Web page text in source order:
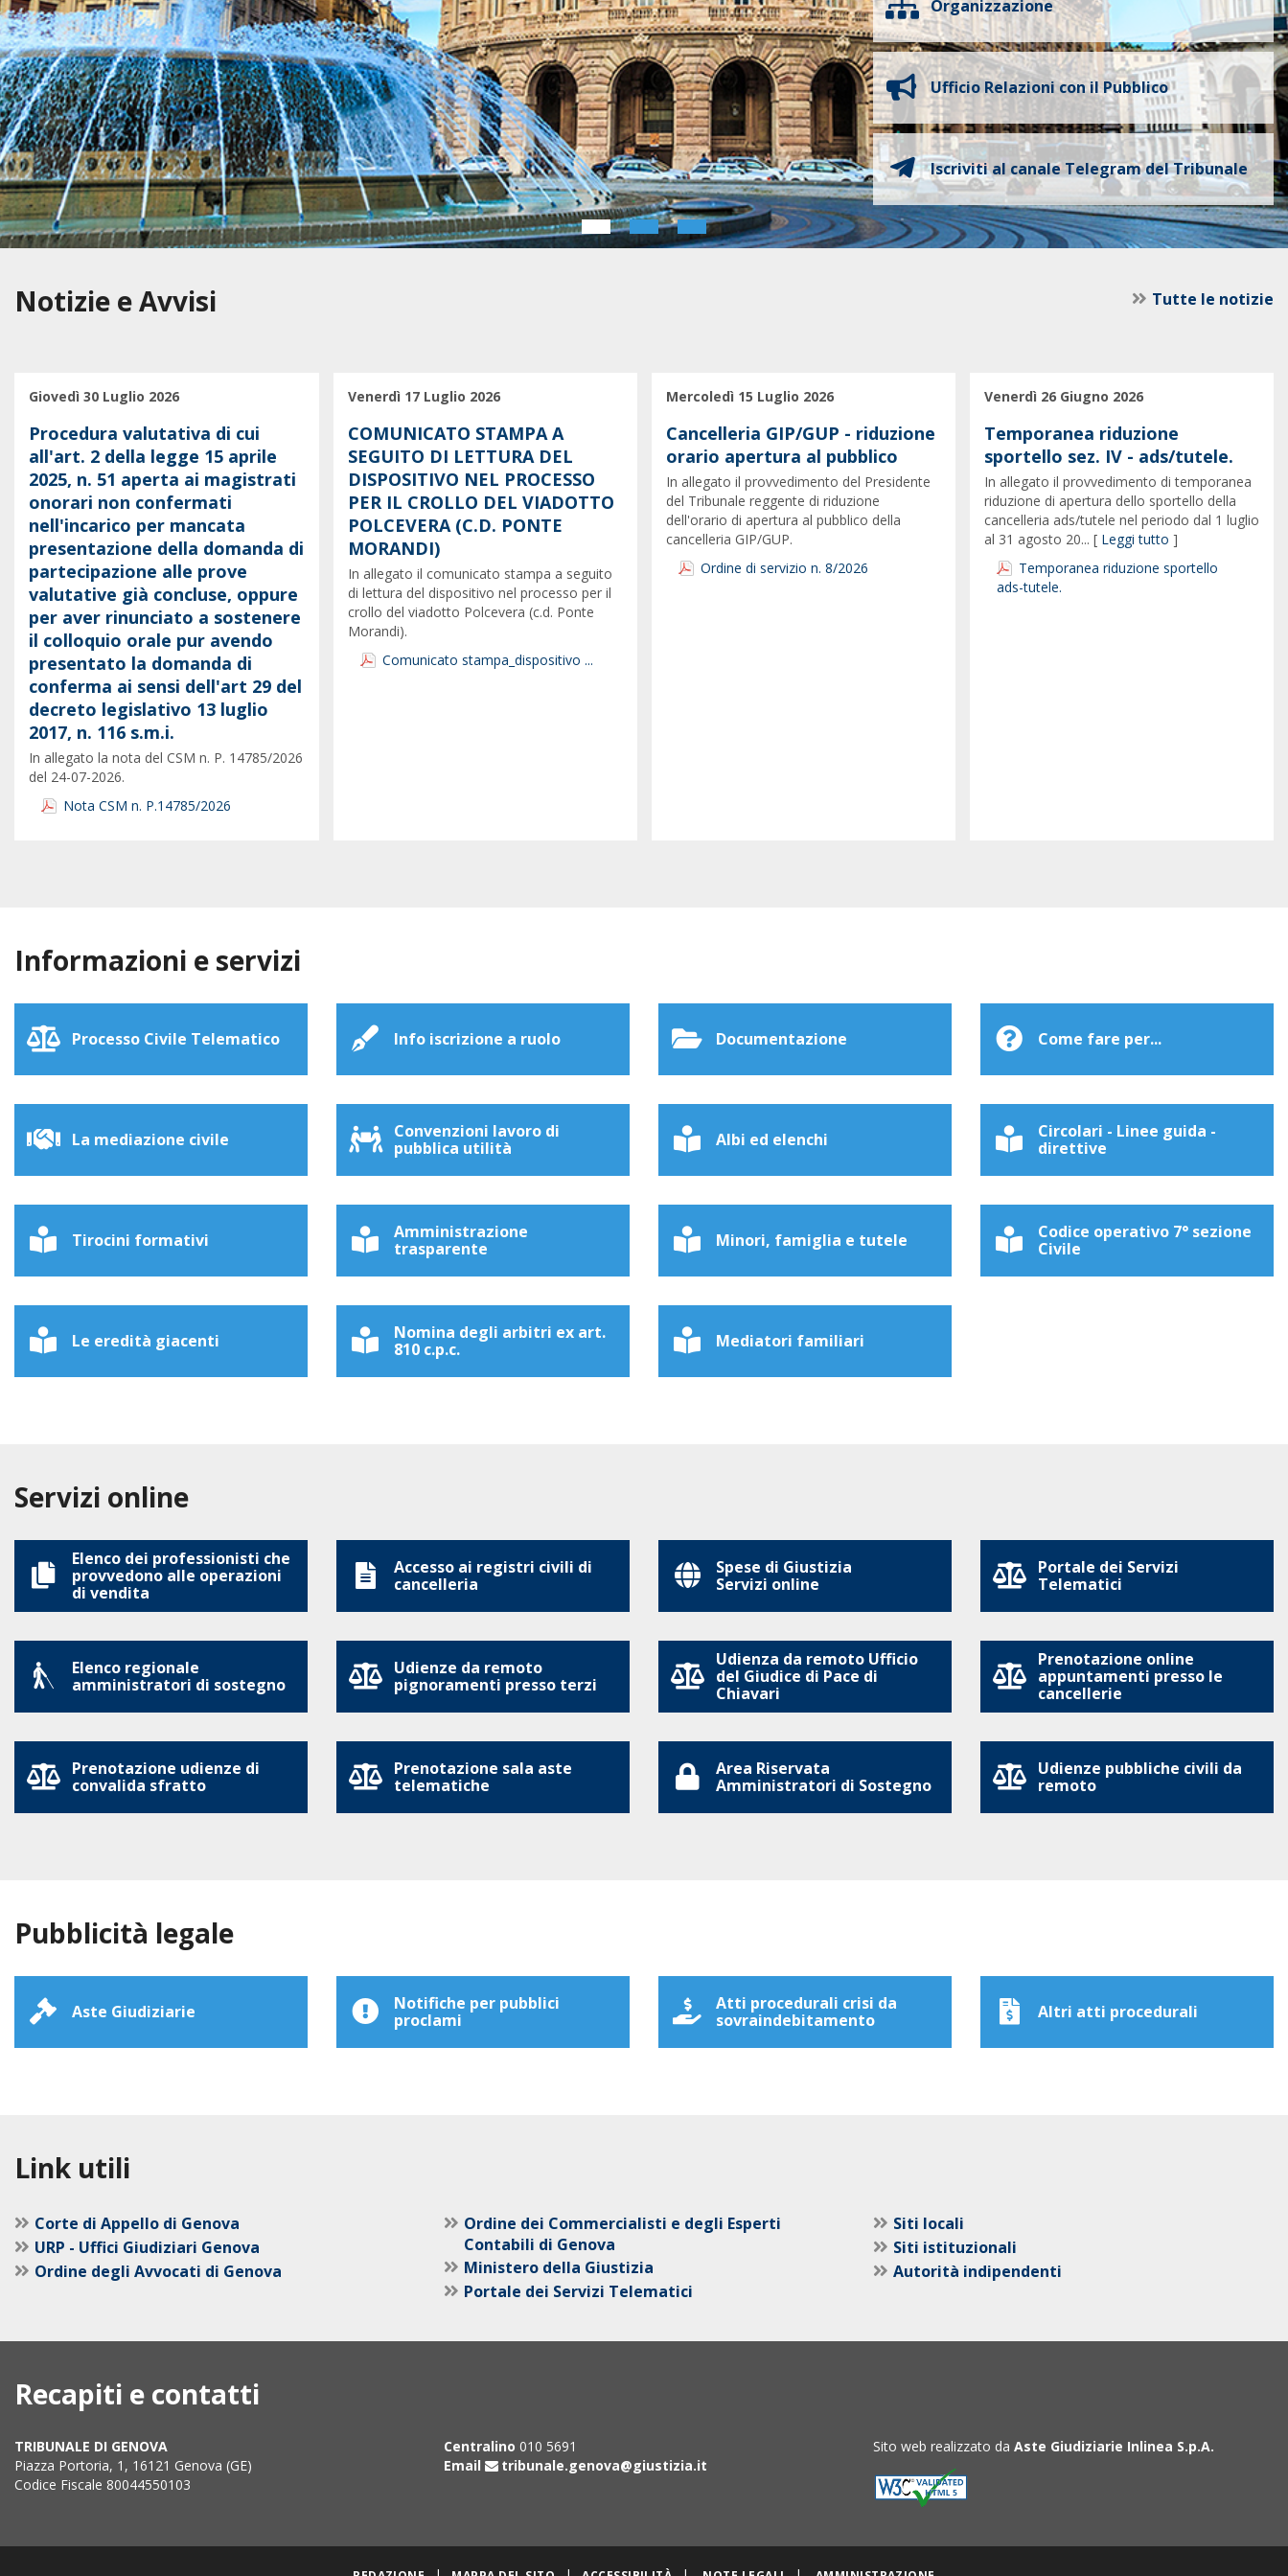
Organizzazione
Ufficio Relazioni con il Pubblico
Iscriviti al canale Telegram del Tribunale
Notizie e Avvisi Tutte le notizie
Giovedì 30 Luglio 2026
Procedura valutativa di cui
all'art. 2 della legge 15 aprile
2025, n. 51 aperta ai magistrati
onorari non confermati
nell'incarico per mancata
presentazione della domanda di
partecipazione alle prove
valutative già concluse, oppure
per aver rinunciato a sostenere
il colloquio orale pur avendo
presentato la domanda di
conferma ai sensi dell'art 29 del
decreto legislativo 13 luglio
2017, n. 116 s.m.i.
In allegato la nota del CSM n. P. 14785/2026
del 24-07-2026.
Nota CSM n. P.14785/2026
Venerdì 17 Luglio 2026
COMUNICATO STAMPA A
SEGUITO DI LETTURA DEL
DISPOSITIVO NEL PROCESSO
PER IL CROLLO DEL VIADOTTO
POLCEVERA (C.D. PONTE
MORANDI)
In allegato il comunicato stampa a seguito
di lettura del dispositivo nel processo per il
crollo del viadotto Polcevera (c.d. Ponte
Morandi).
Comunicato stampa_dispositivo ...
Mercoledì 15 Luglio 2026
Cancelleria GIP/GUP - riduzione
orario apertura al pubblico
In allegato il provvedimento del Presidente
del Tribunale reggente di riduzione
dell'orario di apertura al pubblico della
cancelleria GIP/GUP.
Ordine di servizio n. 8/2026
Venerdì 26 Giugno 2026
Temporanea riduzione
sportello sez. IV - ads/tutele.
In allegato il provvedimento di temporanea
riduzione di apertura dello sportello della
cancelleria ads/tutele nel periodo dal 1 luglio
al 31 agosto 20... [ Leggi tutto ]
Temporanea riduzione sportello
ads-tutele.
Informazioni e servizi
Processo Civile Telematico Info iscrizione a ruolo Documentazione Come fare per...
La mediazione civile
Convenzioni lavoro di
pubblica utilità
Albi ed elenchi
Circolari - Linee guida -
direttive
Tirocini formativi
Amministrazione
trasparente
Minori, famiglia e tutele
Codice operativo 7° sezione
Civile
Le eredità giacenti
Nomina degli arbitri ex art.
810 c.p.c.
Mediatori familiari
Servizi online
Elenco dei professionisti che
provvedono alle operazioni
di vendita
Accesso ai registri civili di
cancelleria
Spese di Giustizia
Servizi online
Portale dei Servizi
Telematici
Elenco regionale
amministratori di sostegno
Udienze da remoto
pignoramenti presso terzi
Udienza da remoto Ufficio
del Giudice di Pace di
Chiavari
Prenotazione online
appuntamenti presso le
cancellerie
Prenotazione udienze di
convalida sfratto
Prenotazione sala aste
telematiche
Area Riservata
Amministratori di Sostegno
Udienze pubbliche civili da
remoto
Pubblicità legale
Aste Giudiziarie
Notifiche per pubblici
proclami
Atti procedurali crisi da
sovraindebitamento
Altri atti procedurali
Link utili
Corte di Appello di Genova
URP - Uffici Giudiziari Genova
Ordine degli Avvocati di Genova
Ordine dei Commercialisti e degli Esperti
Contabili di Genova
Ministero della Giustizia
Portale dei Servizi Telematici
Siti locali
Siti istituzionali
Autorità indipendenti
Recapiti e contatti
TRIBUNALE DI GENOVA
Piazza Portoria, 1, 16121 Genova (GE)
Codice Fiscale 80044550103
Centralino 010 5691
Email
tribunale.genova@giustizia.it
Sito web realizzato da Aste Giudiziarie Inlinea S.p.A.